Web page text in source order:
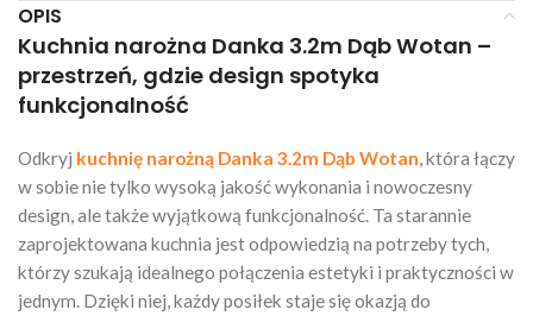
OPIS
Kuchnia narożna Danka 3.2m Dąb Wotan –
przestrzeń, gdzie design spotyka
funkcjonalność
Odkryj kuchnię narożną Danka 3.2m Dąb Wotan , która łączy
w sobie nie tylko wysoką jakość wykonania i nowoczesny
design, ale także wyjątkową funkcjonalność. Ta starannie
zaprojektowana kuchnia jest odpowiedzią na potrzeby tych,
którzy szukają idealnego połączenia estetyki i praktyczności w
jednym. Dzięki niej, każdy posiłek staje się okazją do